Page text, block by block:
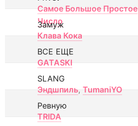
Самое Большое Простое
Число
Замуж
Клава Кока
ВСЕ ЕЩЕ
GATASKI
SLANG
Эндшпиль, TumaniYO
Ревную
TRIDA